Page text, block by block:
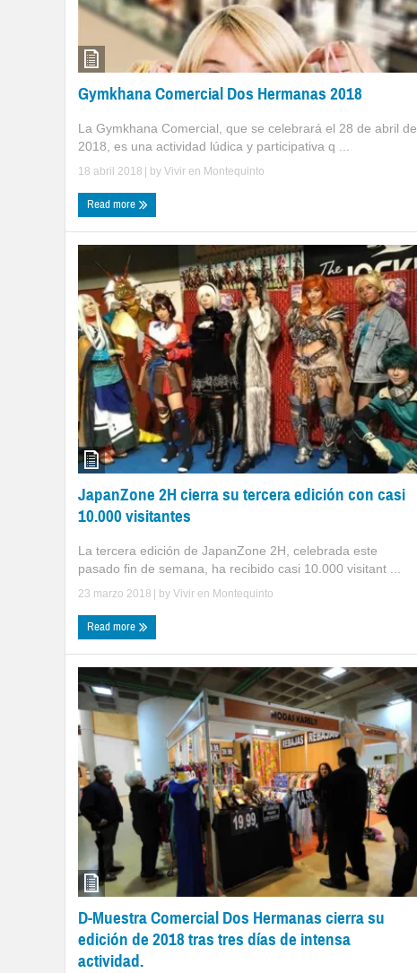
Gymkhana Comercial Dos Hermanas 2018
La Gymkhana Comercial, que se celebrará el 28 de abril de
2018, es una actividad lúdica y participativa q ...
18 abril 2018 | by Vivir en Montequinto
Read more
JapanZone 2H cierra su tercera edición con casi
10.000 visitantes
La tercera edición de JapanZone 2H, celebrada este
pasado fin de semana, ha recibido casi 10.000 visitant ...
23 marzo 2018 | by Vivir en Montequinto
Read more
D-Muestra Comercial Dos Hermanas cierra su
edición de 2018 tras tres días de intensa
actividad.